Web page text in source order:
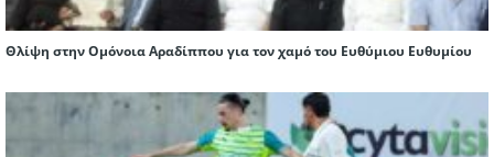
Θλίψη στην Ομόνοια Αραδίππου για τον χαμό του Ευθύμιου Ευθυμίου